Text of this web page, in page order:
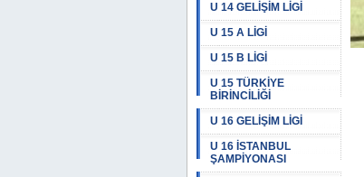
U 14 GELİŞİM LİGİ
U 15 A LİGİ
U 15 B LİGİ
U 15 TÜRKİYE
BİRİNCİLİĞİ
U 16 GELİŞİM LİGİ
U 16 İSTANBUL
ŞAMPİYONASI